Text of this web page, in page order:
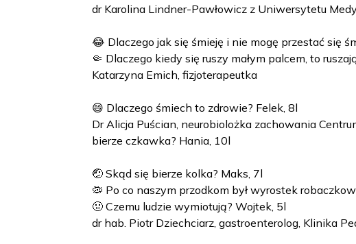
dr Karolina Lindner-Pawłowicz z Uniwersytetu
😂 Dlaczego jak się śmieję i nie mogę przestać się
🤏 Dlaczego kiedy się ruszy małym palcem, to
Katarzyna Emich, fizjoterapeutka
😄 Dlaczego śmiech to zdrowie? Felek, 8l
Dr Alicja Puścian, neurobiolożka zachowania
bierze czkawka? Hania, 10l
🤕 Skąd się bierze kolka? Maks, 7l
🦠 Po co naszym przodkom był wyrostek
🤢 Czemu ludzie wymiotują? Wojtek, 5l
dr hab. Piotr Dziechciarz, gastroenterolog, Klinika